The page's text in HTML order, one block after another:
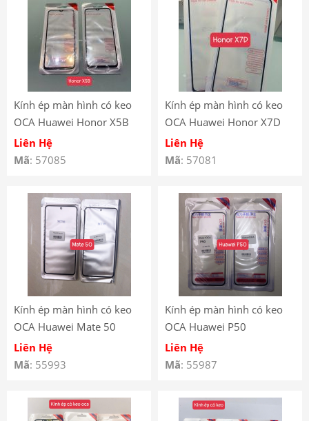
Kính ép màn hình có keo
OCA Huawei Honor X5B
Liên Hệ
Mã: 57085
Kính ép màn hình có keo
OCA Huawei Honor X7D
Liên Hệ
Mã: 57081
Kính ép màn hình có keo
OCA Huawei Mate 50
Liên Hệ
Mã: 55993
Kính ép màn hình có keo
OCA Huawei P50
Liên Hệ
Mã: 55987